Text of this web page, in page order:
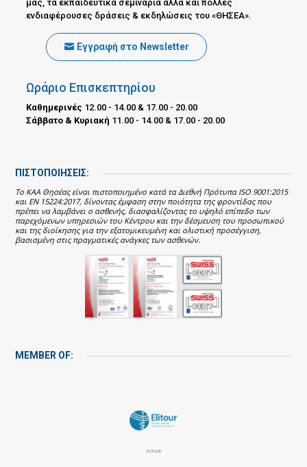
μας, τα εκπαιδευτικά σεμινάρια αλλά και πολλές
ενδιαφέρουσες δράσεις & εκδηλώσεις του «ΘΗΣΕΑ».
Εγγραφή στο Newsletter
Ωράριο Επισκεπτηρίου
Καθημερινές 12.00 - 14.00 & 17.00 - 20.00
Σάββατο & Κυριακή 11.00 - 14.00 & 17.00 - 20.00
ΠΙΣΤΟΠΟΙΗΣΕΙΣ:
Το ΚΑΑ Θησέας είναι πιστοποιημένο κατά τα Διεθνή Πρότυπα ISO 9001:2015
και EN 15224:2017, δίνοντας έμφαση στην ποιότητα της φροντίδας που
πρέπει να λαμβάνει ο ασθενής, διασφαλίζοντας το υψηλό επίπεδο των
παρεχόμενων υπηρεσιών του Κέντρου και την δέσμευση του προσωπικού
και της διοίκησης για την εξατομικευμένη και ολιστική προσέγγιση,
βασισμένη στις πραγματικές ανάγκες των ασθενών.
MEMBER OF:
ELITOUR